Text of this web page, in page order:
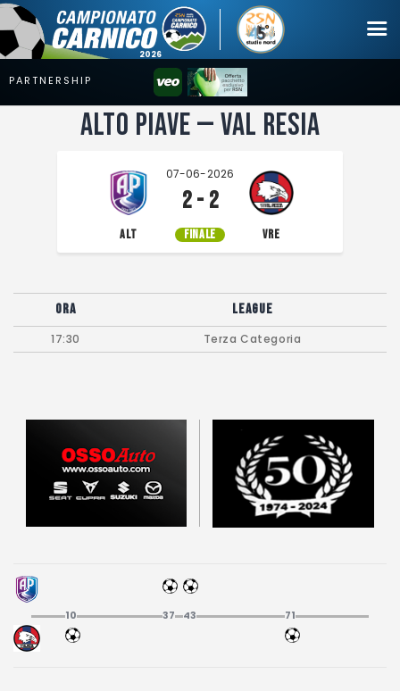
Campionato
News
Mercato
Erreà Cup
Giovanile
Fotogallery
Alto Piave — Val Resia
07-06-2026
2 - 2
FINALE
ALT VRE
Ora League
17:30 Terza Categoria
10 37 43 71